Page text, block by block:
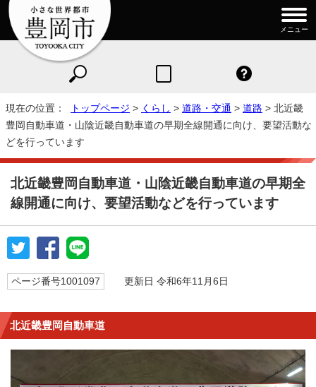
メニュー
現在の位置： トップページ > くらし > 道路・交通 > 道路 > 北近畿
豊岡自動車道・山陰近畿自動車道の早期全線開通に向け、要望活動な
どを行っています
北近畿豊岡自動車道・山陰近畿自動車道の早期全
線開通に向け、要望活動などを行っています
ページ番号1001097 更新日 令和6年11月6日
北近畿豊岡自動車道